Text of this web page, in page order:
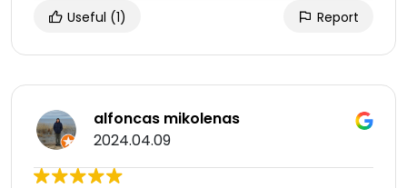
Useful (1) Report
alfoncas mikolenas
2024.04.09